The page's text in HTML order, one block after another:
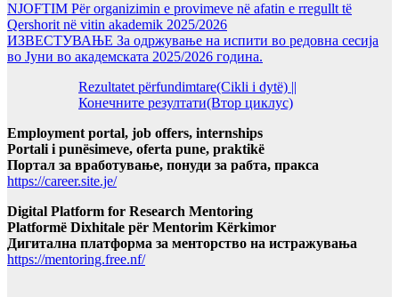
NJOFTIM Për organizimin e provimeve në afatin e rregullt të
Qershorit në vitin akademik 2025/2026
ИЗВЕСТУВАЊЕ За одржување на испити во редовна сесија
во Јуни во академската 2025/2026 година.
Rezultatet përfundimtare(Cikli i dytë) ||
Конечните резултати(Втор циклус)
Employment portal, job offers, internships
Portali i punësimeve, oferta pune, praktikë
Портал за вработување, понуди за рабта, пракса
https://career.site.je/
Digital Platform for Research Mentoring
Platformë Dixhitale për Mentorim Kërkimor
Дигитална платформа за менторство на истражувања
https://mentoring.free.nf/